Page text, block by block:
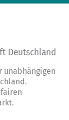
Deutschland
unabhängigen